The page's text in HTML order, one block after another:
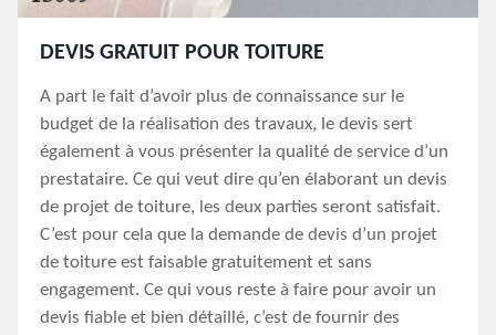
DEVIS GRATUIT POUR TOITURE
A part le fait d’avoir plus de connaissance sur le
budget de la réalisation des travaux, le devis sert
également à vous présenter la qualité de service d’un
prestataire. Ce qui veut dire qu’en élaborant un devis
de projet de toiture, les deux parties seront satisfait.
C’est pour cela que la demande de devis d’un projet
de toiture est faisable gratuitement et sans
engagement. Ce qui vous reste à faire pour avoir un
devis fiable et bien détaillé, c’est de fournir des